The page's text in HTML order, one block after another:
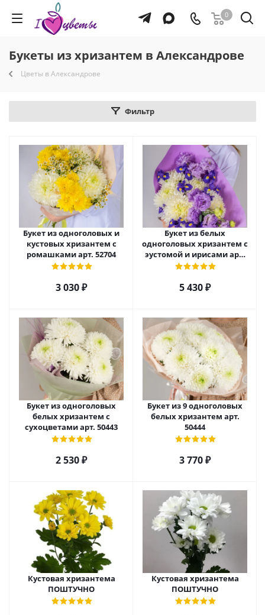
0
Букеты из хризантем в Александрове
Цветы в Александрове
Фильтр
Букет из одноголовых и
кустовых хризантем с
ромашками арт. 52704
3 030₽
Букет из белых
одноголовых хризантем с
эустомой и ирисами арт.
52705
5 430₽
Букет из одноголовых
белых хризантем с
сухоцветами арт. 50443
2 530₽
Букет из 9 одноголовых
белых хризантем арт.
50444
3 770₽
Кустовая хризантема
ПОШТУЧНО
Кустовая хризантема
ПОШТУЧНО